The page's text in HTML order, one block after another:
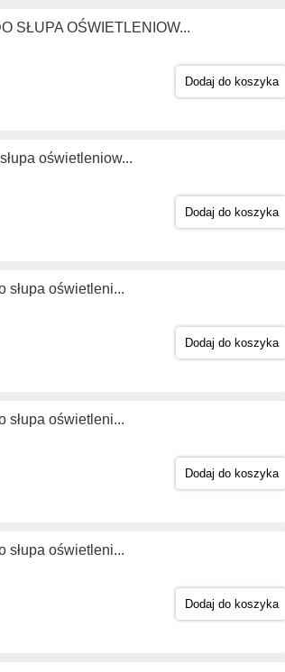
SŁUPA OŚWIETLENIOW...
Dodaj do koszyka
oświetleniow...
Dodaj do koszyka
słupa oświetleni...
Dodaj do koszyka
słupa oświetleni...
Dodaj do koszyka
słupa oświetleni...
Dodaj do koszyka